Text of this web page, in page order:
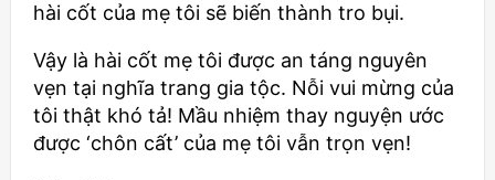
hài cốt của mẹ tôi sẽ biến thành tro bụi.
Vậy là hài cốt mẹ tôi được an táng nguyên
vẹn tại nghĩa trang gia tộc. Nỗi vui mừng của
tôi thật khó tả! Mầu nhiệm thay nguyện ước
được ‘chôn cất’ của mẹ tôi vẫn trọn vẹn!